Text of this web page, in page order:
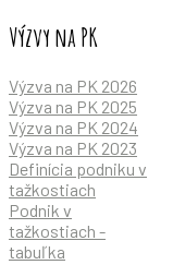
Výzvy na PK
Výzva na PK 2026
Výzva na PK 2025
Výzva na PK 2024
Výzva na PK 2023
Definícia podniku v
tažkostiach
Podnik v
tažkostiach -
tabuľka